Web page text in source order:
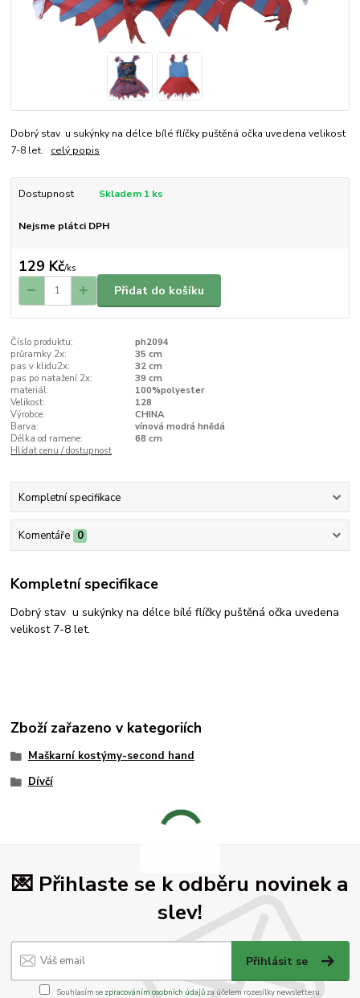
Dobrý stav u sukýnky na délce bílé flíčky puštěná očka uvedena velikost
7-8 let. celý popis
Dostupnost Skladem 1 ks
Nejsme plátci DPH
129 Kč/ks
Přidat do košíku
Číslo produktu:
ph2094
průramky 2x:
35 cm
pas v klidu2x:
32 cm
pas po natažení 2x:
39 cm
materiál:
100%polyester
Velikost:
128
Výrobce:
CHINA
Barva:
vínová modrá hnědá
Délka od ramene:
68 cm
Hlídat cenu / dostupnost
Kompletní specifikace
Komentáře 0
Kompletní specifikace
Dobrý stav u sukýnky na délce bílé flíčky puštěná očka uvedena
velikost 7-8 let.
Zboží zařazeno v kategoriích
Maškarní kostýmy-second hand
Dívčí
💌 Přihlaste se k odběru novinek a
slev!
Přihlásit se
Souhlasím se zpracováním osobních údajůza účelem rozesílky newsletteru.